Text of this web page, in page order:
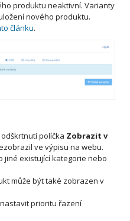
produktu neaktivní. Varianty
nového produktu.
článku.
políčka Zobrazit v
ve výpisu na webu.
jiné existující kategorie nebo
může být také zobrazen v
prioritu řazení